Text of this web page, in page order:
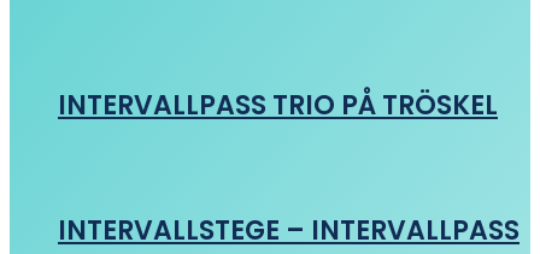
INTERVALLPASS TRIO PÅ TRÖSKEL
INTERVALLSTEGE – INTERVALLPASS